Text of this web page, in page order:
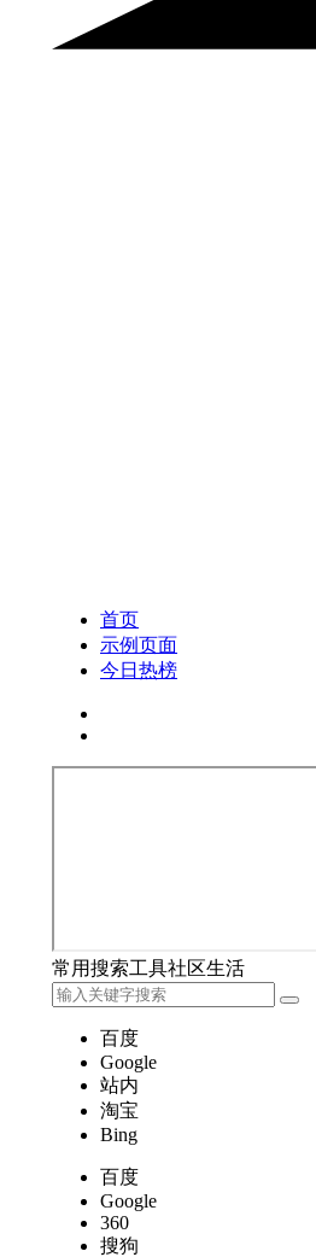
首页
示例页面
今日热榜
常用搜索工具社区生活
百度
Google
站内
淘宝
Bing
百度
Google
360
搜狗